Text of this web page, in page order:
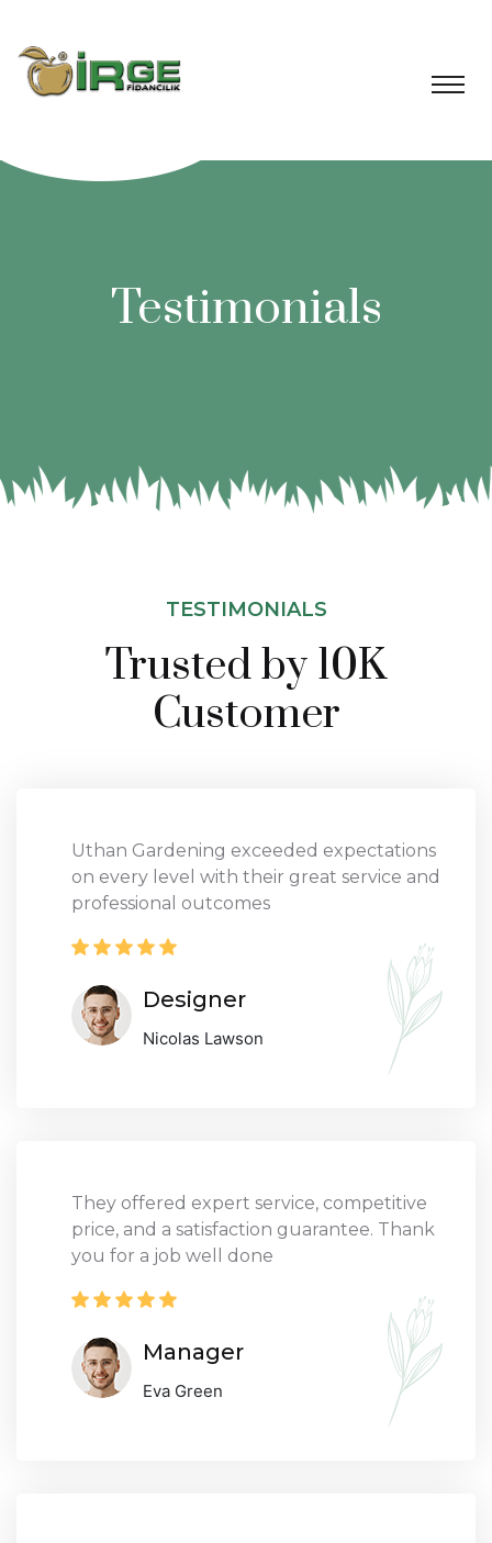
Testimonials
TESTIMONIALS
Trusted by 10K
Customer
Uthan Gardening exceeded expectations
on every level with their great service and
professional outcomes
Designer
Nicolas Lawson
They offered expert service, competitive
price, and a satisfaction guarantee. Thank
you for a job well done
Manager
Eva Green